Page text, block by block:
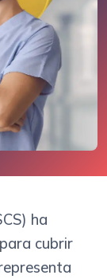
ha
cubrir